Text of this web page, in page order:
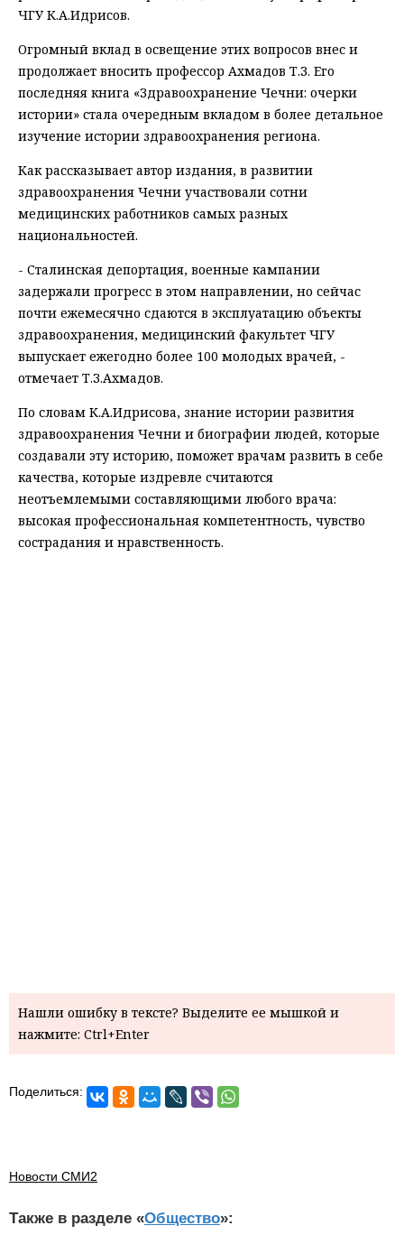
ЧГУ К.А.Идрисов.
Огромный вклад в освещение этих вопросов внес и
продолжает вносить профессор Ахмадов Т.З. Его
последняя книга «Здравоохранение Чечни: очерки
истории» стала очередным вкладом в более детальное
изучение истории здравоохранения региона.
Как рассказывает автор издания, в развитии
здравоохранения Чечни участвовали сотни
медицинских работников самых разных
национальностей.
- Сталинская депортация, военные кампании
задержали прогресс в этом направлении, но сейчас
почти ежемесячно сдаются в эксплуатацию объекты
здравоохранения, медицинский факультет ЧГУ
выпускает ежегодно более 100 молодых врачей, -
отмечает Т.З.Ахмадов.
По словам К.А.Идрисова, знание истории развития
здравоохранения Чечни и биографии людей, которые
создавали эту историю, поможет врачам развить в себе
качества, которые издревле считаются
неотъемлемыми составляющими любого врача:
высокая профессиональная компетентность, чувство
сострадания и нравственность.
Нашли ошибку в тексте? Выделите ее мышкой и
нажмите: Ctrl+Enter
Поделиться:
Новости СМИ2
Также в разделе «Общество»: